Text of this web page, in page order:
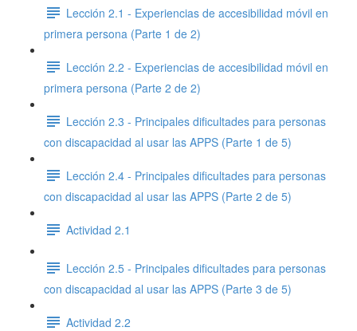
Lección 2.1 - Experiencias de accesibilidad móvil en
primera persona (Parte 1 de 2)
Lección 2.2 - Experiencias de accesibilidad móvil en
primera persona (Parte 2 de 2)
Lección 2.3 - Principales dificultades para personas
con discapacidad al usar las APPS (Parte 1 de 5)
Lección 2.4 - Principales dificultades para personas
con discapacidad al usar las APPS (Parte 2 de 5)
Actividad 2.1
Lección 2.5 - Principales dificultades para personas
con discapacidad al usar las APPS (Parte 3 de 5)
Actividad 2.2